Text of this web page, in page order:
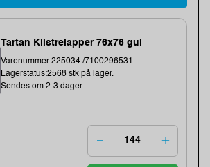
Tartan Klistrelapper 76x76 gul
Varenummer:225034 /7100296531
Lagerstatus:2568 stk på lager.
Sendes om:2-3 dager